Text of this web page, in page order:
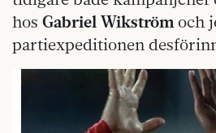
hos Gabriel Wikströmoch
partiexpeditionen